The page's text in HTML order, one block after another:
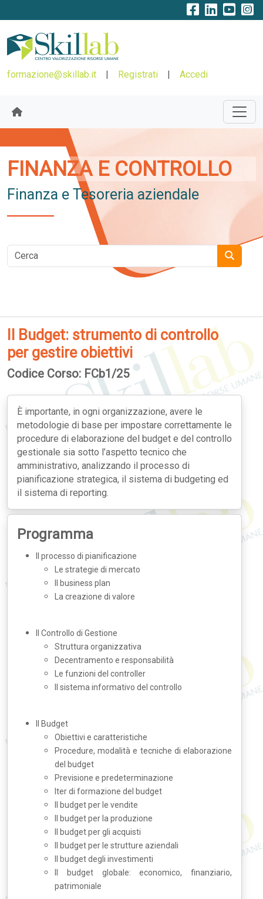
formazione@skillab.it | Registrati | Accedi
FINANZA E CONTROLLO
Finanza e Tesoreria aziendale
Il Budget: strumento di controllo
per gestire obiettivi
Codice Corso: FCb1/25
È importante, in ogni organizzazione, avere le
metodologie di base per impostare correttamente le
procedure di elaborazione del budget e del controllo
gestionale sia sotto l’aspetto tecnico che
amministrativo, analizzando il processo di
pianificazione strategica, il sistema di budgeting ed
il sistema di reporting.
Programma
Il processo di pianificazione
Le strategie di mercato
Il business plan
La creazione di valore
Il Controllo di Gestione
Struttura organizzativa
Decentramento e responsabilità
Le funzioni del controller
Il sistema informativo del controllo
Il Budget
Obiettivi e caratteristiche
Procedure, modalità e tecniche di elaborazione
del budget
Previsione e predeterminazione
Iter di formazione del budget
Il budget per le vendite
Il budget per la produzione
Il budget per gli acquisti
Il budget per le strutture aziendali
Il budget degli investimenti
Il budget globale: economico, finanziario,
patrimoniale